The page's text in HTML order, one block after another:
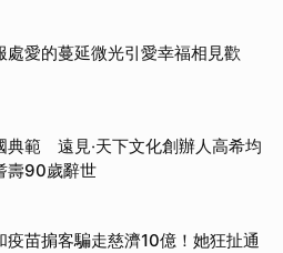
處愛的蔓延微光引愛幸福相見歡
典範 遠見‧天下文化創辦人高希均
壽90歲辭世
疫苗掮客騙走慈濟10億！她狂扯通